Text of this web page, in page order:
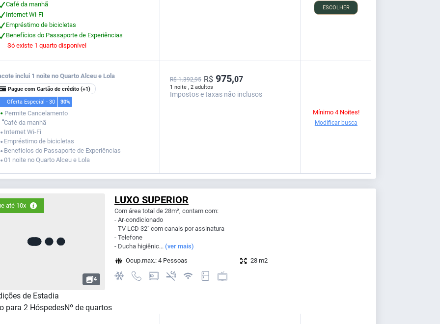
Café da manhã
Internet Wi-Fi
Empréstimo de bicicletas
Benefícios do Passaporte de Experiências
Só existe 1 quarto disponível
ESCOLHER
inclui 1 noite no Quarto Alceu e Lola
Pague com Cartão de crédito (+1)
Oferta Especial - 30 30%
⬤ Permite Cancelamento
⬤Café da manhã
⬤ Internet Wi-Fi
⬤ Empréstimo de bicicletas
⬤ Benefícios do Passaporte de Experiências
⬤ 01 noite no Quarto Alceu e Lola
1 noite , 2 adultos
R$ 1.392,95 R$ 975,07
Impostos e taxas não inclusos
Mínimo 4 Noites!
Modificar busca
até 10x
4
LUXO SUPERIOR
Com área total de 28m², contam com:
- Ar-condicionado
- TV LCD 32" com canais por assinatura
- Telefone
- Ducha higiênic... (ver mais)
Ocup.max.: 4 Pessoas
28 m2
de Estadia
para 2 HóspedesNº de quartos